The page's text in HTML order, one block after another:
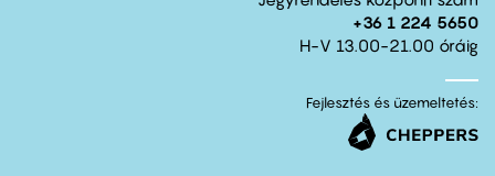
+36 1 224 5650
H-V 13.00-21.00 óráig
Fejlesztés és üzemeltetés: